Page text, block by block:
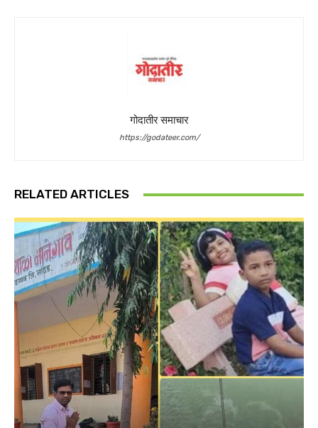
गोदातीर समाचार
https://godateer.com/
RELATED ARTICLES